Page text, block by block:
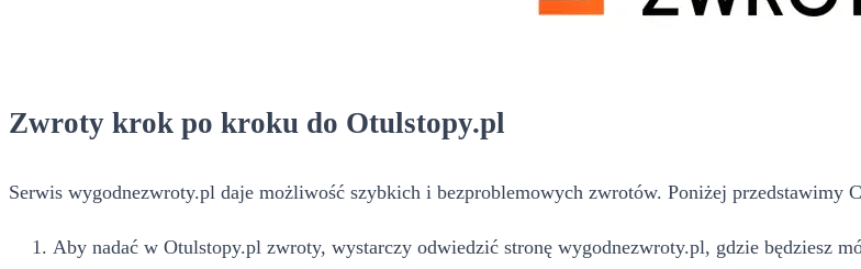
Zwroty krok po kroku do Otulstopy.pl
Serwis wygodnezwroty.pl daje możliwość szybkich i bezproblemowych zwrotów. Poniżej przedstawimy
Aby nadać w Otulstopy.pl zwroty, wystarczy odwiedzić stronę wygodnezwroty.pl, gdzie będziesz